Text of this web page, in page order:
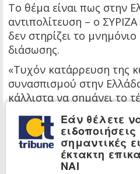
Το θέμα είναι πως στην
αντιπολίτευση – ο
δεν στηρίζει το
διάσωσης.
«Τυχόν κατάρρευση της
συνασπισμού στην
κάλλιστα να σημάνει το
διάσωσης, με τη μορφή
σημειώνει η εφημερίδα.
Εάν θέλετε
σημαντικές
έκτακτη
ΝΑΙ